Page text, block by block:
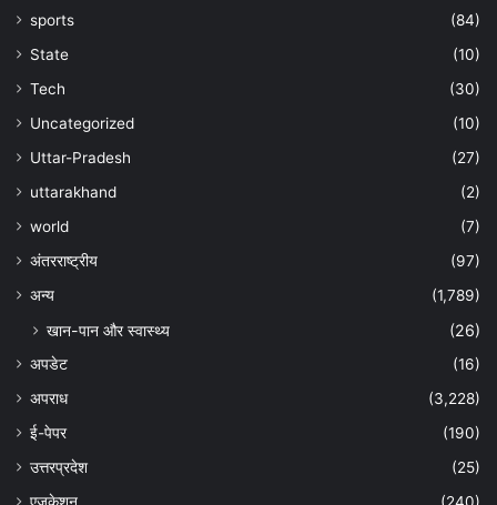
sports
(84)
State
(10)
Tech
(30)
Uncategorized
(10)
Uttar-Pradesh
(27)
uttarakhand
(2)
world
(7)
अंतरराष्ट्रीय
(97)
अन्‍य
(1,789)
खान-पान और स्वास्थ्य (26)
अपडेट
(16)
अपराध
(3,228)
ई-पेपर
(190)
उत्तरप्रदेश
(25)